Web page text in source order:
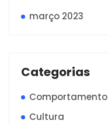
março 2023
Categorias
Comportamento
Cultura